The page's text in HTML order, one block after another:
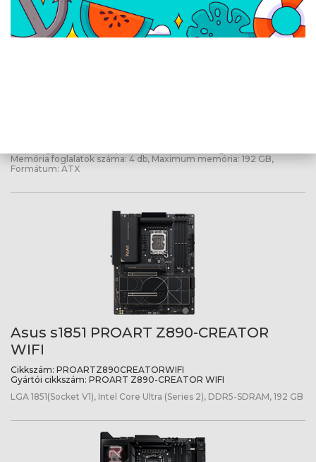
Memória foglalatok száma: 4 db, Maximum memória: 192 GB,
Formátum: ATX
Asus s1851 PROART Z890-CREATOR
WIFI
Cikkszám: PROARTZ890CREATORWIFI
Gyártói cikkszám: PROART Z890-CREATOR WIFI
LGA 1851(Socket V1), Intel Core Ultra (Series 2), DDR5-SDRAM, 192 GB